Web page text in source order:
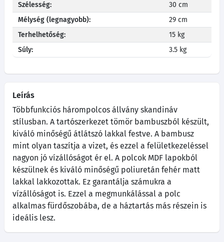
Szélesség:
30 cm
Mélység (legnagyobb):
29 cm
Terhelhetőség:
15 kg
Súly:
3.5 kg
Leírás
Többfunkciós hárompolcos állvány skandináv
stílusban. A tartószerkezet tömör bambuszból készült,
kiváló minőségű átlátszó lakkal festve. A bambusz
mint olyan taszítja a vizet, és ezzel a felületkezeléssel
nagyon jó vízállóságot ér el. A polcok MDF lapokból
készülnek és kiváló minőségű poliuretán fehér matt
lakkal lakkozottak. Ez garantálja számukra a
vízállóságot is. Ezzel a megmunkálással a polc
alkalmas fürdőszobába, de a háztartás más részein is
ideális lesz.